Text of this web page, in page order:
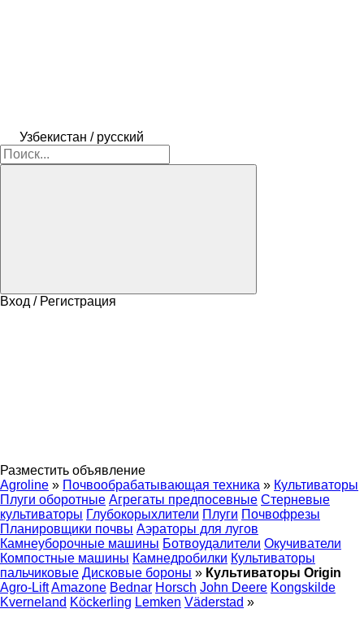
Узбекистан / русский
Вход / Регистрация
Разместить объявление
Agroline » Почвообрабатывающая техника » Культиваторы
Плуги оборотные Агрегаты предпосевные Стерневые
культиваторы Глубокорыхлители Плуги Почвофрезы
Планировщики почвы Аэраторы для лугов
Камнеуборочные машины Ботвоудалители Окучиватели
Компостные машины Камнедробилки Культиваторы
пальчиковые Дисковые бороны » Культиваторы Origin
Agro-LiftAmazone Bednar Horsch John Deere Kongskilde
Kverneland Köckerling Lemken Väderstad »